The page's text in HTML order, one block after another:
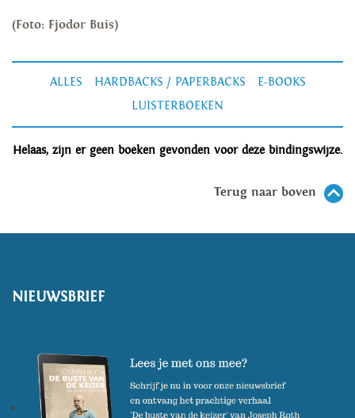
(Foto: Fjodor Buis)
ALLES HARDBACKS / PAPERBACKS
E-BOOKS
LUISTERBOEKEN
Helaas, zijn er geen boeken gevonden voor deze bindingswijze.
Terug naar boven
NIEUWSBRIEF